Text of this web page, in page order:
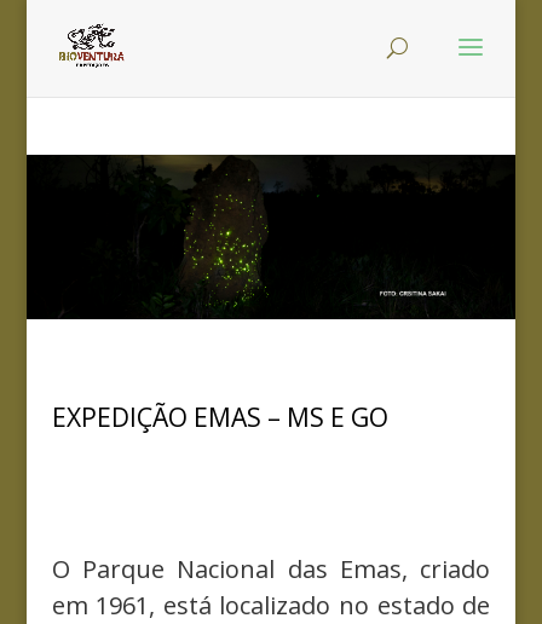
EXPEDIÇÃO EMAS – MS E GO
O Parque Nacional das Emas, criado
em 1961, está localizado no estado de